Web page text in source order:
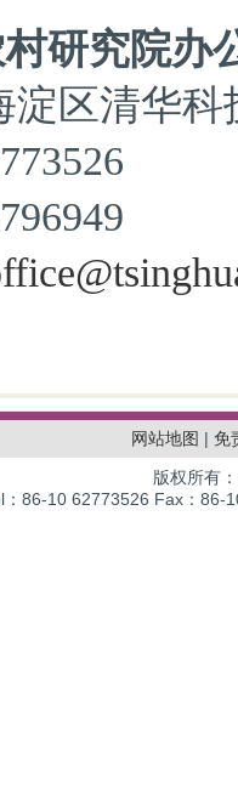
研究院办
淀区清华
网站地图 | 免
版权所有
：86-10 62773526 Fax：86-